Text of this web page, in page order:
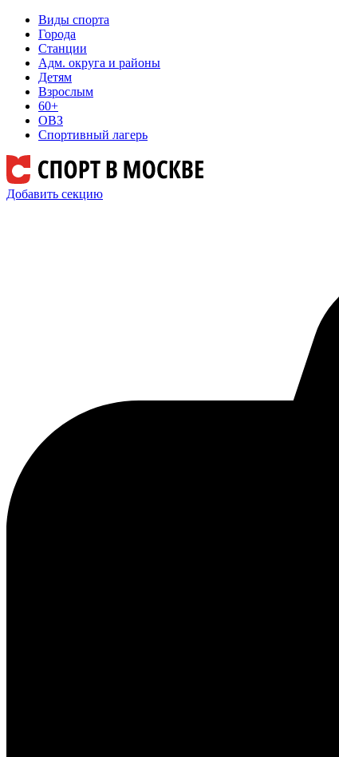
Виды спорта
Города
Станции
Адм. округа и районы
Детям
Взрослым
60+
ОВЗ
Спортивный лагерь
Добавить секцию